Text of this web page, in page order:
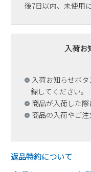
後7日以内、未使用
入荷お
入荷お知らせボ
録してください。
商品が入荷した際
商品の入荷やご注
返品特約について